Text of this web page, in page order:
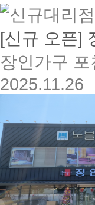
[신규 오픈]
장인가구
2025.11.26